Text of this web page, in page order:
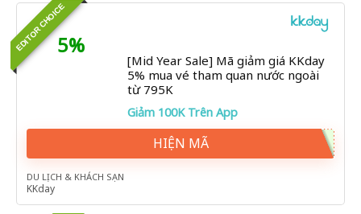
EDITOR CHOICE5%
[Mid Year Sale] Mã giảm giá KKday
5% mua vé tham quan nước ngoài
từ 795K
Giảm 100K Trên App
HIỆN MÃ
DU LỊCH & KHÁCH SẠN
KKday